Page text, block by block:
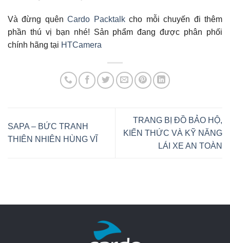
Và đừng quênCardo Packtalkcho mỗi chuyến đi thêm
phần thú vị bạn nhé! Sản phẩm đang được phân phối
chính hãng tại HTCamera
SAPA – BỨC TRANH
THIÊN NHIÊN HÙNG VĨ
TRANG BỊ ĐỒ BẢO HỘ,
KIẾN THỨC VÀ KỸ NĂNG
LÁI XE AN TOÀN